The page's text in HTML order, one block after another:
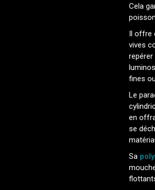
Cela
Il offre
vives
fines
Le
en
se
Sa